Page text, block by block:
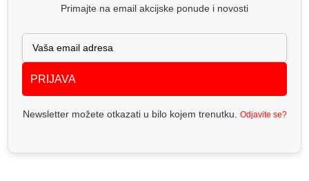
Primajte na email akcijske ponude i novosti
PRIJAVA
Newsletter možete otkazati u bilo kojem trenutku. Odjavite se?